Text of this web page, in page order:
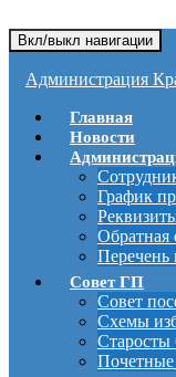
Вкл/выкл навигации
Администрация
Главная
Новости
График
Обратная
Перечень
Совет ГП
Совет
Схемы
Старосты
Почетные